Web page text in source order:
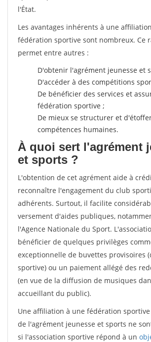
l'État.
Les avantages inhérents à une
fédération sportive sont nombreux. Ce
permet entre autres :
D'obtenir l'agrément jeunesse et
D'accéder à des compétitions
De bénéficier des services et
fédération sportive ;
De mieux se structurer et
compétences humaines.
À quoi sert l'agrément
et sports ?
L'obtention de cet agrément aide à
reconnaître l'engagement du club
adhérents. Surtout, il facilite
versement d'aides publiques,
l'Agence Nationale du Sport.
bénéficier de quelques privilèges
exceptionnelle de buvettes provisoires
sportive) ou un paiement allégé des
(en vue de la diffusion de musiques
accueillant du public).
Une affiliation à une fédération
de l'agrément jeunesse et sports ne
si l'association sportive répond à un